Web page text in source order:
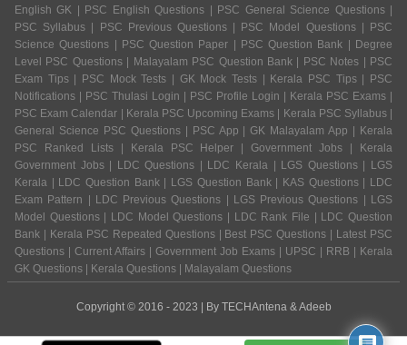
English GK | PSC English Questions | PSC General Science Questions |
PSC Syllabus | PSC Previous Questions | PSC Model Questions | PSC
Science Questions | PSC Question Paper | PSC Question Bank | Degree
Level PSC Questions | Malayalam PSC Question Bank | PSC Notes | PSC
Exam Tips | PSC Mock Tests | GK Mock Tests | Kerala PSC Tips | PSC
Notifications | PSC Thulasi Login | PSC Profile Login | Kerala PSC Exams |
PSC Exam Calendar | Kerala PSC Upcoming Exams | Kerala PSC Syllabus |
General Science PSC Questions | PSC App | GK Malayalam App | Kerala
PSC Ranked Lists | Kerala PSC Helper | Government Jobs | Kerala
Government Jobs | LDC Questions | LDC Kerala | LGS Questions | LGS
Kerala | LDC Question Bank | LGS Question Bank | KAS Questions | LDC
Exam Pattern | LDC Previous Questions | LGS Previous Questions | LGS
Model Questions | LDC Model Questions | LDC Rank File | LDC Question
Bank | Kerala PSC Repeated Questions | Best PSC Questions | Latest PSC
Questions | Current Affairs | Government Job Exams | UPSC | RRB | Kerala
GK Questions | Kerala Questions | Malayalam Questions
Copyright © 2016 - 2023 | By TECHAntena & Adeeb